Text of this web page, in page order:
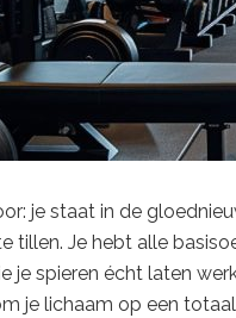
je staat in de
tillen. Je hebt alle
je spieren écht laten
je lichaam op een